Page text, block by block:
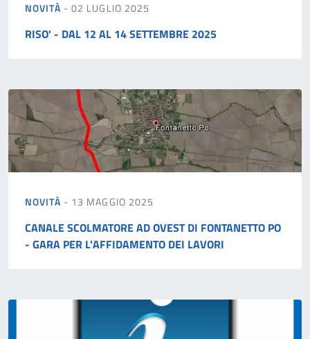
NOVITÀ - 02 LUGLIO 2025
RISO' - DAL 12 AL 14 SETTEMBRE 2025
NOVITÀ - 13 MAGGIO 2025
CANALE SCOLMATORE AD OVEST DI FONTANETTO PO
- GARA PER L'AFFIDAMENTO DEI LAVORI